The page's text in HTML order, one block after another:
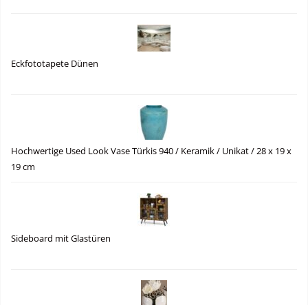
Eckfototapete Dünen
Hochwertige Used Look Vase Türkis 940 / Keramik / Unikat / 28 x 19 x
19 cm
Sideboard mit Glastüren